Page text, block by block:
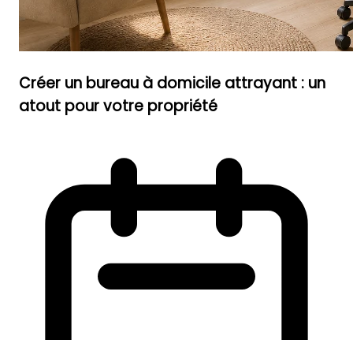
Créer un bureau à domicile attrayant : un
atout pour votre propriété